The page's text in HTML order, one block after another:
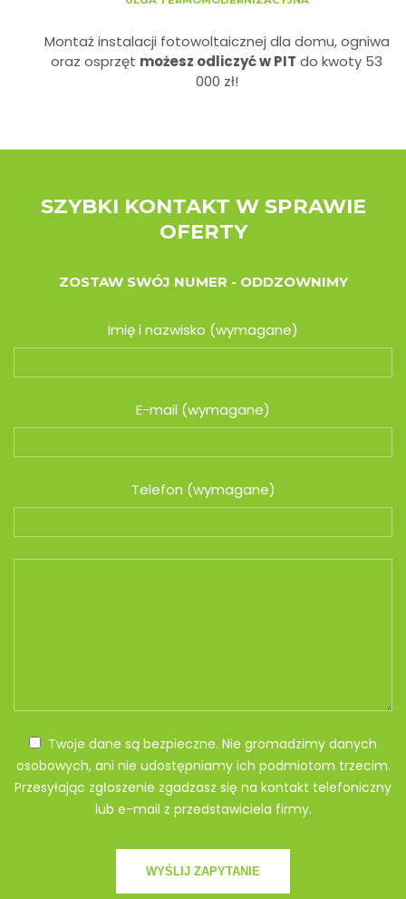
Montaż instalacji fotowoltaicznej dla domu, ogniwa
oraz osprzęt możesz odliczyć w PIT do kwoty 53
000 zł!
SZYBKI KONTAKT W SPRAWIE
OFERTY
ZOSTAW SWÓJ NUMER - ODDZOWNIMY
Imię i nazwisko (wymagane)
E-mail (wymagane)
Telefon (wymagane)
Twoje dane są bezpieczne. Nie gromadzimy danych
osobowych, ani nie udostępniamy ich podmiotom trzecim.
Przesyłając zgłoszenie zgadzasz się na kontakt telefoniczny
lub e-mail z przedstawiciela firmy.